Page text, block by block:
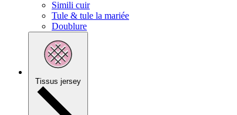
Simili cuir
Tule & tule la mariée
Doublure
Tissus jersey